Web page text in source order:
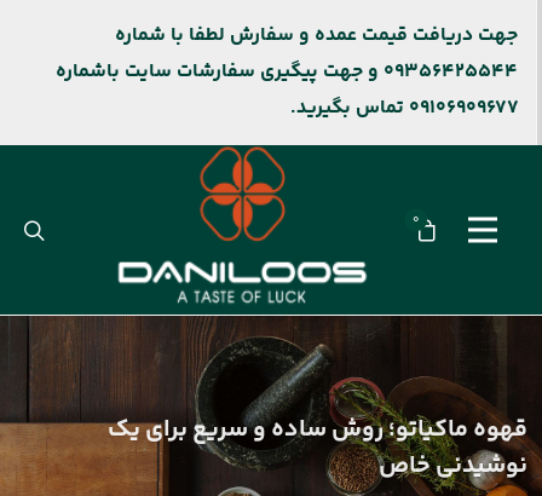
جهت دریافت قیمت عمده و سفارش لطفا با شماره
09356425544 و جهت پیگیری سفارشات سایت باشماره
09106909677 تماس بگیرید.
0
قهوه ماکیاتو؛ روش ساده و سریع برای یک
نوشیدنی خاص